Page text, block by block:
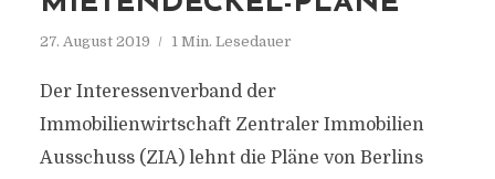
27. August 2019 1 Min. Lesedauer
Der Interessenverband der
Immobilienwirtschaft Zentraler Immobilien
Ausschuss (ZIA) lehnt die Pläne von Berlins